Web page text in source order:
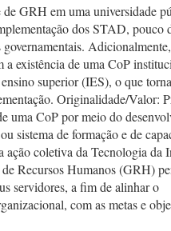
de GRH em uma universidade
dos STAD, pouco
a existência de uma CoP
superior (IES), o que
Originalidade/Valor:
uma CoP por meio do
sistema de formação e de
ação coletiva da Tecnologia da
Recursos Humanos (GRH)
servidores, a fim de alinhar o
com as metas e